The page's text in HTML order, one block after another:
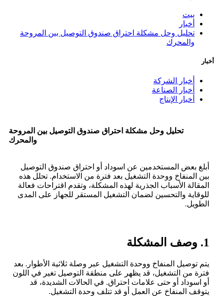
بيت
أخبار
تحليل وحل مشكلة احتراق صندوق التوصيل بين المروحة
والمحرك
أخبار
أخبار الشركة
أخبار الصناعة
أخبار الإنتاج
تحليل وحل مشكلة احتراق صندوق التوصيل بين المروحة
والمحرك
أبلغ بعض المستخدمين عن اسوداد أو احتراق صندوق التوصيل
بين المنفاخ ووحدة التشغيل بعد فترة من الاستخدام. تحلل هذه
المقالة الأسباب الجذرية لهذه المشكلة، وتقدم اقتراحات فعالة
للوقاية والتحسين لضمان التشغيل المستقر للجهاز على المدى
الطويل.
1. وصف المشكلة
يتم توصيل المنفاخ ووحدة التشغيل عبر وصلة ثلاثية الأطوار. بعد
فترة من التشغيل، قد يظهر على منطقة التوصيل تغير في اللون
أو اسوداد أو حتى علامات احتراق. في الحالات الشديدة، قد
يتوقف المنفاخ عن العمل أو قد تتلف وحدة التشغيل.